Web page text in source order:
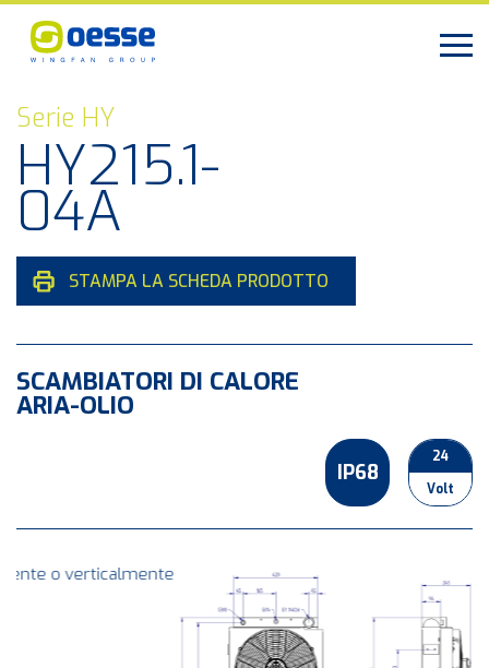
Serie HY
HY215.1-
04A
STAMPA LA SCHEDA PRODOTTO
SCAMBIATORI DI CALORE
ARIA-OLIO
IP68
24
Volt